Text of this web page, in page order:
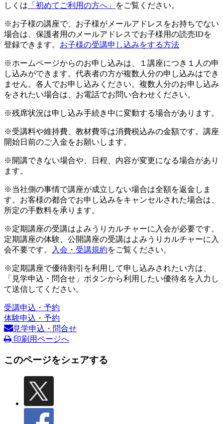
しくは 「初めてご利用の方へ」 をご覧ください。
※お子様の講座で、お子様がメールアドレスをお持ちでない
場合は、保護者用のメールアドレスでお子様用の読売IDを
登録できます。 お子様の受講申し込みをする方法
※ホームページからのお申し込みは、１講座につき１人の申
し込みができます。代表者の方が複数人分の申し込みはでき
ません。各人でお申し込みください。複数人分のお申し込み
をされたい場合は、お電話でお問い合わせください。
※残席状況は申し込み手続き中に変動する場合があります。
※受講料や維持費、教材費等は消費税込みの金額です。講座
開始日前のご入金をお願いします。
※開講できない場合や、日程、内容が変更になる場合があり
ます。
※当社側の事情で講座が成立しない場合は全額を返金しま
す。お客様の都合でお申し込みをキャンセルされた場合は、
所定の手数料を承ります。
※定期講座の受講はよみうりカルチャーに入会が必要です。
定期講座の体験、公開講座の受講はよみうりカルチャーに入
会不要です。
入会・受講規約をご覧ください。
※定期講座で優待割引を利用して申し込みされたい方は、
「見学申込・問合せ」ボタンから利用したい優待名を入力し
て送信してください。
受講申込・予約
体験申込・予約
見学申込・問合せ
印刷用ページへ
このページをシェアする